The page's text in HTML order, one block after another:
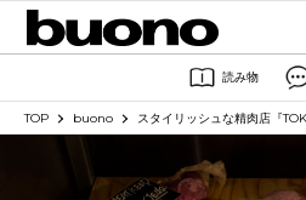
読み物
TOP buono スタイリッシュな精肉店『